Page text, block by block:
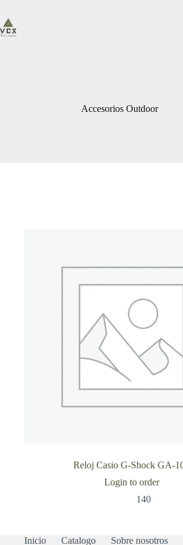
contenido
Accesorios Outdoor
Reloj Casio G-Shock GA-
Login to order
140
Inicio Catalogo Sobre nosotros